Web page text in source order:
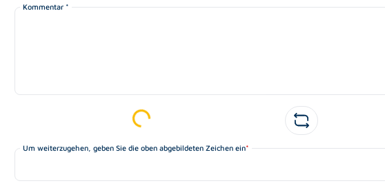
Kommentar *
Loading...
Um weiterzugehen, geben Sie die oben abgebildeten Zeichen ein*